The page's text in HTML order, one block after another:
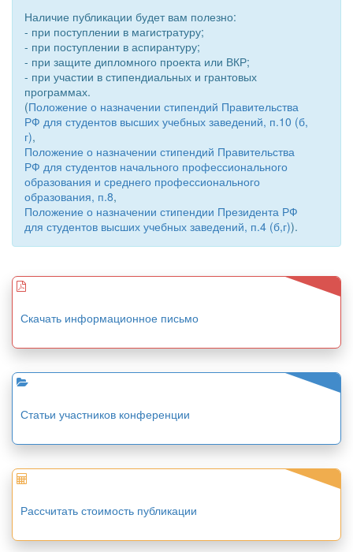
Наличие публикации будет вам полезно:
- при поступлении в магистратуру;
- при поступлении в аспирантуру;
- при защите дипломного проекта или ВКР;
- при участии в стипендиальных и грантовых
программах.
(Положение о назначении стипендий Правительства
РФ для студентов высших учебных заведений, п.10 (б,
г),
Положение о назначении стипендий Правительства
РФ для студентов начального профессионального
образования и среднего профессионального
образования, п.8,
Положение о назначении стипендии Президента РФ
для студентов высших учебных заведений, п.4 (б,г)).
Скачать информационное письмо
Статьи участников конференции
Рассчитать стоимость публикации